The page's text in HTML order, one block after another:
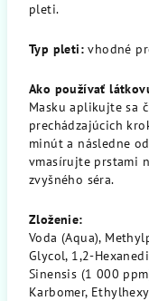
pleti.
Typ pleti: vhodné
Ako používať
Masku aplikujte sa
prechádzajúcich
minút a následne
vmasírujte prstami
zvyšného séra.
Zloženie:
Voda (Aqua),
Glycol, 1,2-
Sinensis (1 000
Karbomer,